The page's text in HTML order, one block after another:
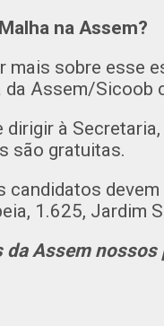
na Assem?
mais sobre esse
da Assem/
à
são gratuitas.
1.625, Jardim
Assem